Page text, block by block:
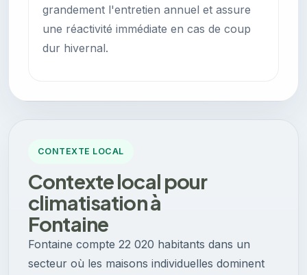
grandement l'entretien annuel et assure
une réactivité immédiate en cas de coup
dur hivernal.
CONTEXTE LOCAL
Contexte local pour
climatisation à
Fontaine
Fontaine compte 22 020 habitants dans un
secteur où les maisons individuelles dominent